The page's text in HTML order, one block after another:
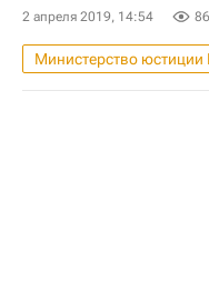
2 апреля 2019, 14:54
Министерство
Новости -